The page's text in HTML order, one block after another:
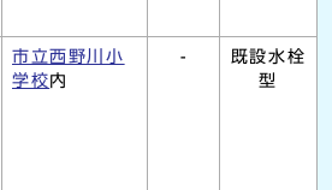
市立西野川小
学校内
-
既設水栓
型